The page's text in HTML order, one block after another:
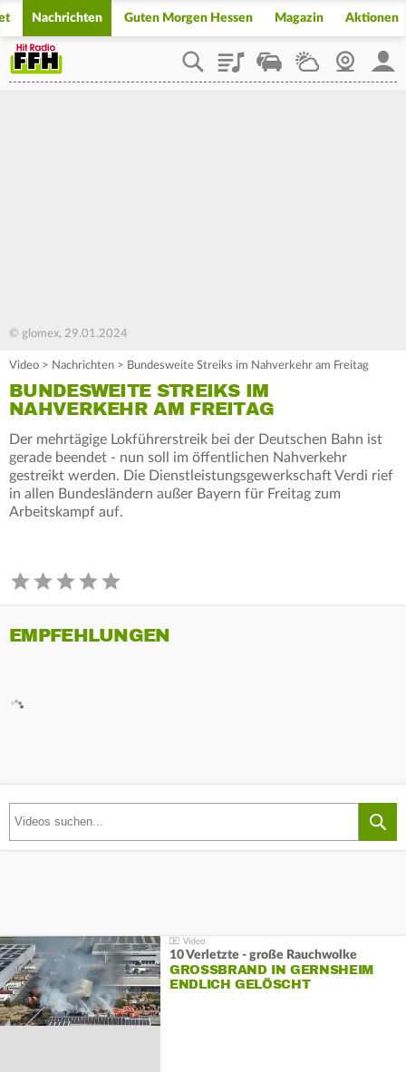
Nachrichten Guten Morgen Hessen Magazin Aktionen
PlaylistStaupilotWetterWebcam
© glomex, 29.01.2024
Video > Nachrichten > Bundesweite Streiks im Nahverkehr am Freitag
BUNDESWEITE STREIKS IM
NAHVERKEHR AM FREITAG
Der mehrtägige Lokführerstreik bei der Deutschen Bahn ist
gerade beendet - nun soll im öffentlichen Nahverkehr
gestreikt werden. Die Dienstleistungsgewerkschaft Verdi rief
in allen Bundesländern außer Bayern für Freitag zum
Arbeitskampf auf.
EMPFEHLUNGEN
10 Verletzte - große Rauchwolke
GROSSBRAND IN GERNSHEIM E
NDLICH GELÖSCHT